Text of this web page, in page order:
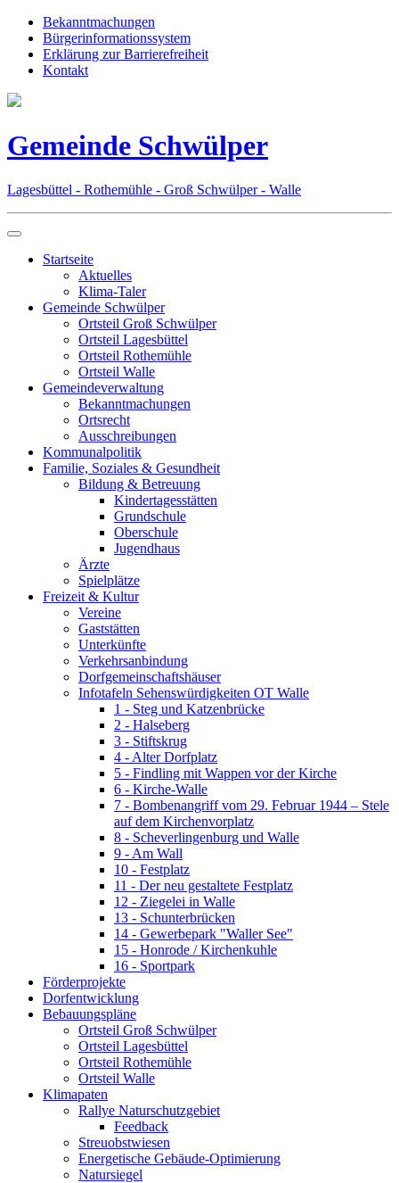
Bekanntmachungen
Bürgerinformationssystem
Erklärung zur Barrierefreiheit
Kontakt
Gemeinde Schwülper
Lagesbüttel - Rothemühle - Groß Schwülper - Walle
Startseite
Aktuelles
Klima-Taler
Gemeinde Schwülper
Ortsteil Groß Schwülper
Ortsteil Lagesbüttel
Ortsteil Rothemühle
Ortsteil Walle
Gemeindeverwaltung
Bekanntmachungen
Ortsrecht
Ausschreibungen
Kommunalpolitik
Familie, Soziales & Gesundheit
Bildung & Betreuung
Kindertagesstätten
Grundschule
Oberschule
Jugendhaus
Ärzte
Spielplätze
Freizeit & Kultur
Vereine
Gaststätten
Unterkünfte
Verkehrsanbindung
Dorfgemeinschaftshäuser
Infotafeln Sehenswürdigkeiten OT Walle
1 - Steg und Katzenbrücke
2 - Halseberg
3 - Stiftskrug
4 - Alter Dorfplatz
5 - Findling mit Wappen vor der Kirche
6 - Kirche-Walle
7 - Bombenangriff vom 29. Februar 1944 – Stele
auf dem Kirchenvorplatz
8 - Scheverlingenburg und Walle
9 - Am Wall
10 - Festplatz
11 - Der neu gestaltete Festplatz
12 - Ziegelei in Walle
13 - Schunterbrücken
14 - Gewerbepark "Waller See"
15 - Honrode / Kirchenkuhle
16 - Sportpark
Förderprojekte
Dorfentwicklung
Bebauungspläne
Ortsteil Groß Schwülper
Ortsteil Lagesbüttel
Ortsteil Rothemühle
Ortsteil Walle
Klimapaten
Rallye Naturschutzgebiet
Feedback
Streuobstwiesen
Energetische Gebäude-Optimierung
Natursiegel